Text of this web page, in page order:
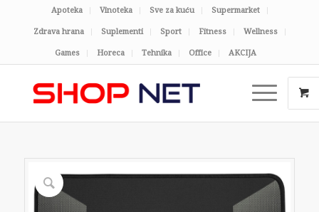
Apoteka Vinoteka Sve za kuću Supermarket
Zdrava hrana Suplementi Sport Fitness Wellness
Games Horeca Tehnika Office AKCIJA